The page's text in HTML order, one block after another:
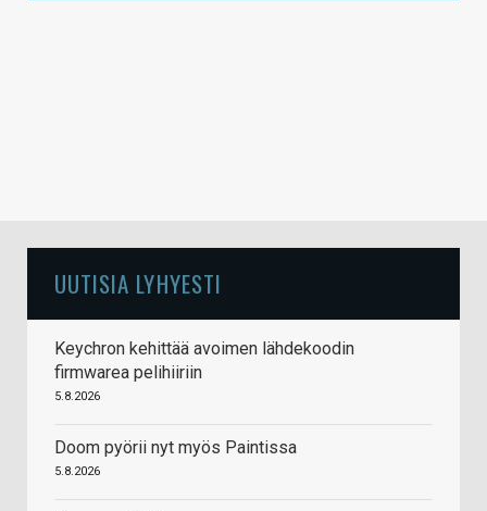
UUTISIA LYHYESTI
Keychron kehittää avoimen lähdekoodin
firmwarea pelihiiriin
5.8.2026
Doom pyörii nyt myös Paintissa
5.8.2026